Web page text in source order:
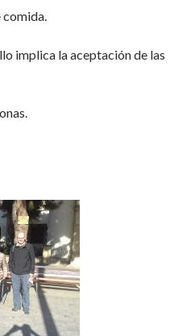
comida.
implica la aceptación de las